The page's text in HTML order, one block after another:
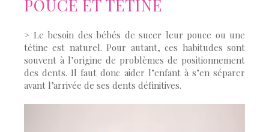
POUCE ET TÉTINE
> Le besoin des bébés de sucer leur pouce ou une
tétine est naturel. Pour autant, ces habitudes sont
souvent à l’origine de problèmes de positionnement
des dents. Il faut donc aider l’enfant à s’en séparer
avant l’arrivée de ses dents définitives.